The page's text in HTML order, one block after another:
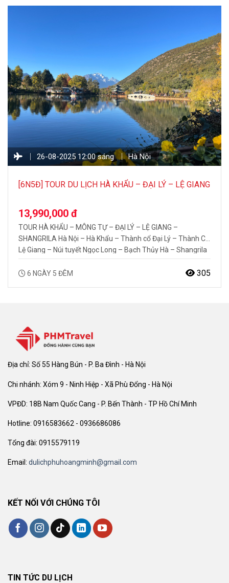
26-08-2025 12:00 sáng Hà Nội
[6N5Đ] TOUR DU LỊCH HÀ KHẨU – ĐẠI LÝ – LỆ GIANG
13,990,000 đ
TOUR HÀ KHẨU – MÔNG TỰ – ĐẠI LÝ – LỆ GIANG –
SHANGRILA Hà Nội – Hà Khẩu – Thành cổ Đại Lý – Thành Cổ
Lệ Giang – Núi tuyết Ngọc Long – Bạch Thủy Hà – Shangrila
6… 6 NGÀY 5 ĐÊM 305
Địa chỉ: Số 55 Hàng Bún - P. Ba Đình - Hà Nội
Chi nhánh: Xóm 9 - Ninh Hiệp - Xã Phù Đổng - Hà Nội
VPĐD: 18B Nam Quốc Cang - P. Bến Thành - TP Hồ Chí Minh
Hotline: 0916583662 - 0936686086
Tổng đài: 0915579119
Email: dulichphuhoangminh@gmail.com
KẾT NỐI VỚI CHÚNG TÔI
TIN TỨC DU LỊCH